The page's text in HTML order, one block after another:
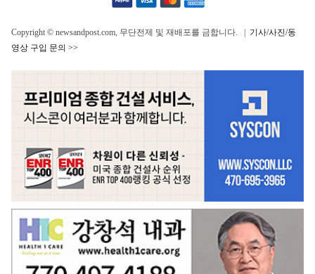
Copyright © newsandpost.com, 무단전제 및 재배포를 금합니다. | 기사/사진/동
영상 구입 문의 >>